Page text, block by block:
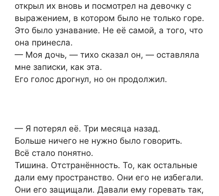
открыл их вновь и посмотрел на девочку с
выражением, в котором было не только горе.
Это было узнавание. Не её самой, а того, что
она принесла.
— Моя дочь, — тихо сказал он, — оставляла
мне записки, как эта.
Его голос дрогнул, но он продолжил.
— Я потерял её. Три месяца назад.
Больше ничего не нужно было говорить.
Всё стало понятно.
Тишина. Отстранённость. То, как остальные
дали ему пространство. Они его не избегали.
Они его защищали. Давали ему горевать так,